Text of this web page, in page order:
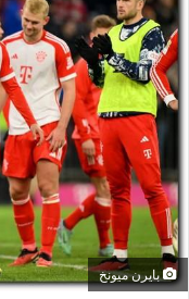
ل
ب
ر
د
ا
إ
ل
ك
ر
بايرن ميونخ